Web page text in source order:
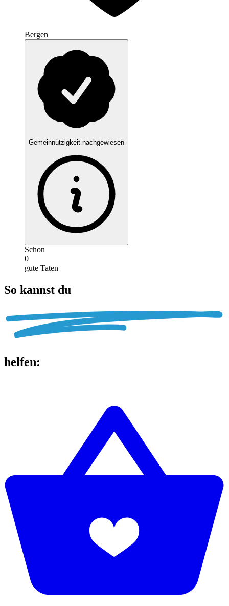
Bergen
Gemeinnützigkeit nachgewiesen
Schon
0
gute Taten
So kannst du
helfen: